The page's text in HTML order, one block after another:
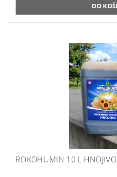
ROKOHUMIN 10 L HNOJIVO